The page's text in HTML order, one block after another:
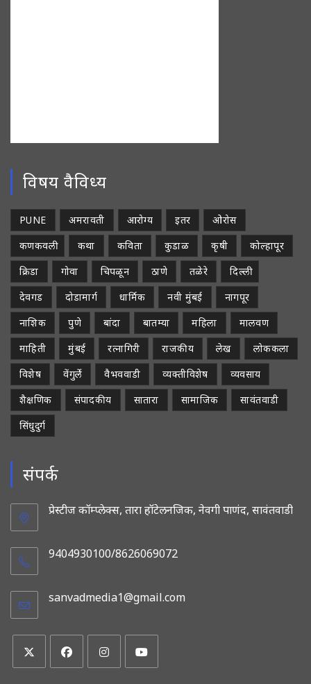
विषय वैविध्य
PUNE अमरावती आरोग्य इतर
ओरोस
कणकवली
कथा कविता कुडाळ कृषी
कोल्हापूर
क्रिडा
गोवा चिपळून ठाणे तळेरे
दिल्ली
देवगड
दोडामार्ग धार्मिक नवी मुंबई
नागपूर
नाशिक
पुणे बांदा बातम्या महिला
मालवण
माहिती
मुंबई रत्नागिरी राजकीय लेख
लोककला
विशेष
वेंगुर्ले वैभववाडी व्यक्तीविशेष
व्यवसाय
शैक्षणिक
संपादकीय सातारा सामाजिक
सावंतवाडी
सिंधुदुर्ग
संपर्क
प्रेस्टीज कॉम्प्लेक्स, तारा हॉटेलनजिक, नेवगी पाणंद, सावंतवाडी
9404930100/8626069072
sanvadmedia1@gmail.com